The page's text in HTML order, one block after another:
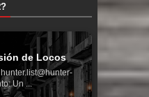
de Locos
Un ...